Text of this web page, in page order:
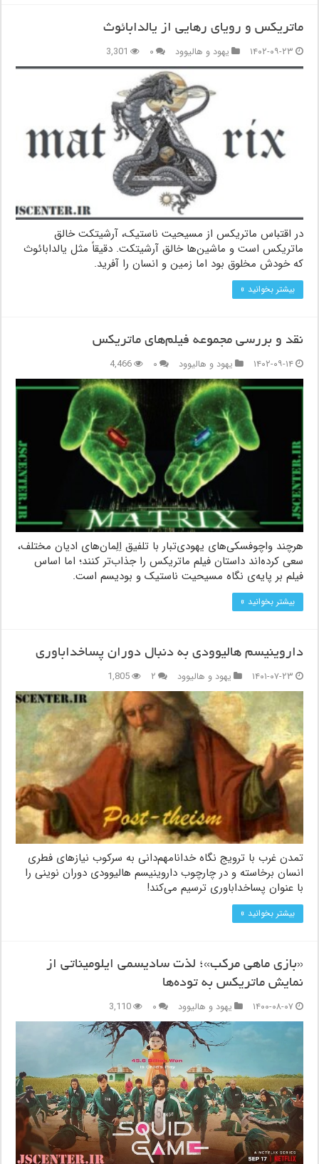
ماتریکس و رویای رهایی از یالدابائوث
۱۴۰۲-۰۹-۲۳
یهود و هالیوود ۰ 3,301
در اقتباس ماتریکس از مسیحیت ناستیک، آرشیتکت خالق
ماتریکس است و ماشین‌ها خالق آرشیتکت. دقیقاً مثل یالدابائوث
که خودش مخلوق بود اما زمین و انسان را آفرید.
بیشتر بخوانید »
نقد و بررسی مجموعه فیلم‌های ماتریکس
۱۴۰۲-۰۹-۱۴
یهود و هالیوود ۰ 4,466
هرچند واچوفسکی‌های یهودی‌تبار با تلفیق اِلِمان‌های ادیان مختلف،
سعی کرده‌اند داستان فیلم ماتریکس را جذاب‌تر کنند؛ اما اساس
فیلم بر پایه‌ی نگاه مسیحیت ناستیک و بودیسم است.
بیشتر بخوانید »
داروینیسم هالیوودی به دنبال دوران پساخداباوری
۱۴۰۱-۰۷-۲۳
یهود و هالیوود ۲ 1,805
تمدن غرب با ترویج نگاه خدانامهم‌دانی به سرکوب نیازهای فطری
انسان برخاسته و در چارچوب داروینیسم هالیوودی دوران نوینی را
با عنوان پساخداباوری ترسیم می‌کند!
بیشتر بخوانید »
«بازی ماهی مرکب»؛ لذت سادیسمی ایلومیناتی از
نمایش ماتریکس به توده‌ها
۱۴۰۰-۰۸-۰۷
یهود و هالیوود ۰ 3,110